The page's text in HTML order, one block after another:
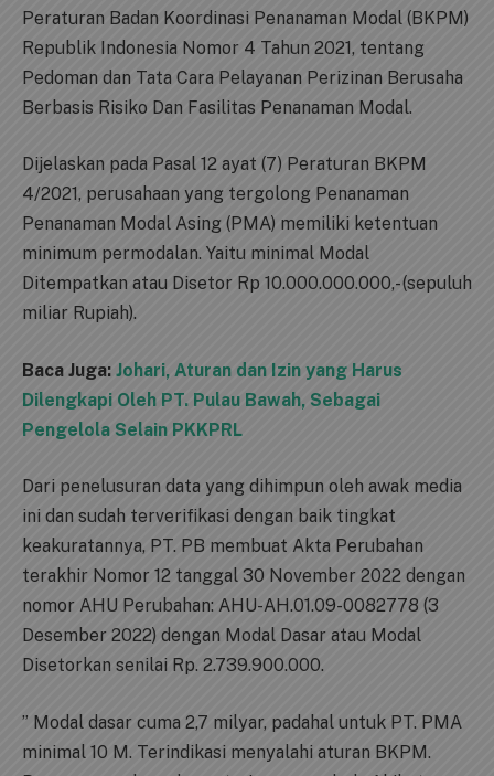
Peraturan Badan Koordinasi Penanaman Modal (BKPM)
Republik Indonesia Nomor 4 Tahun 2021, tentang
Pedoman dan Tata Cara Pelayanan Perizinan Berusaha
Berbasis Risiko Dan Fasilitas Penanaman Modal.
Dijelaskan pada Pasal 12 ayat (7) Peraturan BKPM
4/2021, perusahaan yang tergolong Penanaman
Penanaman Modal Asing (PMA) memiliki ketentuan
minimum permodalan. Yaitu minimal Modal
Ditempatkan atau Disetor Rp 10.000.000.000,- (sepuluh
miliar Rupiah).
Baca Juga: Johari, Aturan dan Izin yang Harus
Dilengkapi Oleh PT. Pulau Bawah, Sebagai
Pengelola Selain PKKPRL
Dari penelusuran data yang dihimpun oleh awak media
ini dan sudah terverifikasi dengan baik tingkat
keakuratannya, PT. PB membuat Akta Perubahan
terakhir Nomor 12 tanggal 30 November 2022 dengan
nomor AHU Perubahan: AHU-AH.01.09-0082778 (3
Desember 2022) dengan Modal Dasar atau Modal
Disetorkan senilai Rp. 2.739.900.000.
” Modal dasar cuma 2,7 milyar, padahal untuk PT. PMA
minimal 10 M. Terindikasi menyalahi aturan BKPM.